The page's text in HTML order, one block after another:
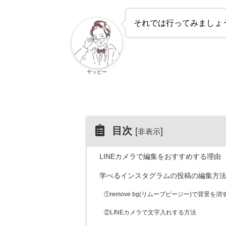
それでは行ってみましょ
ヤッピー
目次 [非表示]
LINEカメラで編集をおすすめする理由
学べるインスタグラムの投稿の編集方法
①remove bg(リムーブビージー)で背景を消
②LINEカメラで文字入れする方法